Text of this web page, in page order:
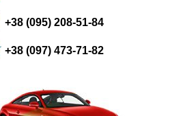
+38 (095) 208-51-84
+38 (097) 473-71-82